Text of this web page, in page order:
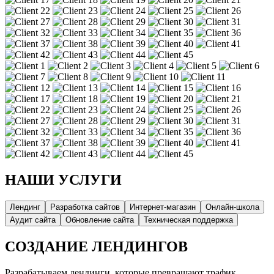
НАШИ УСЛУГИ
Лендинг Разработка сайтов Интернет-магазин
Онлайн-школа
Аудит сайта
Обновление сайта Техническая поддержка
СОЗДАНИЕ ЛЕНДИНГОВ